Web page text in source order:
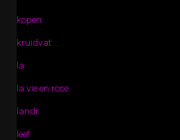
kopen
kruidvat
la
la vie en rose
landr
leef